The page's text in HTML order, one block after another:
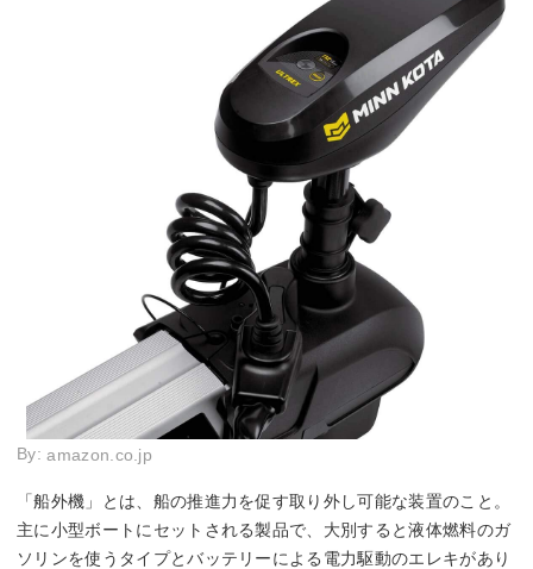
By:amazon.co.jp
「船外機」とは、船の推進力を促す取り外し可能な装置のこと。
主に小型ボートにセットされる製品で、大別すると液体燃料のガ
ソリンを使うタイプとバッテリーによる電力駆動のエレキがあり